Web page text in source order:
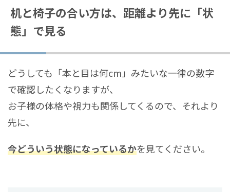
机と椅子の合い方は、距離より先に「状
態」で見る
どうしても「本と目は何cm」みたいな一律の数字
で確認したくなりますが、
お子様の体格や視力も関係してくるので、それより
先に、
今どういう状態になっているかを見てください。